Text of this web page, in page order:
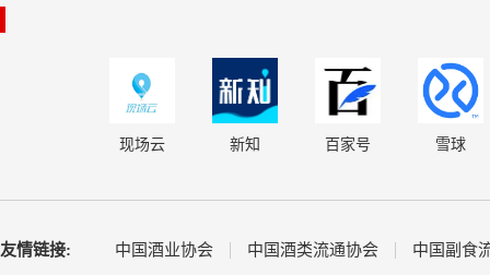
现场云 新知 百家号 雪球
友情链接: 中国酒业协会 中国酒类流通协会 中国副食